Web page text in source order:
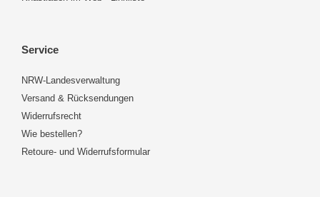
Service
NRW-Landesverwaltung
Versand & Rücksendungen
Widerrufsrecht
Wie bestellen?
Retoure- und Widerrufsformular